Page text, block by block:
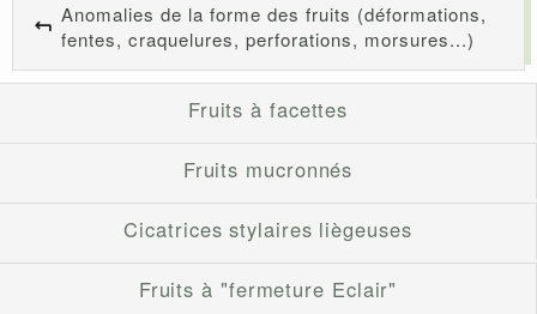
Anomalies de la forme des fruits (déformations,
fentes, craquelures, perforations, morsures...)
Fruits à facettes
Fruits mucronnés
Cicatrices stylaires liègeuses
Fruits à "fermeture Eclair"